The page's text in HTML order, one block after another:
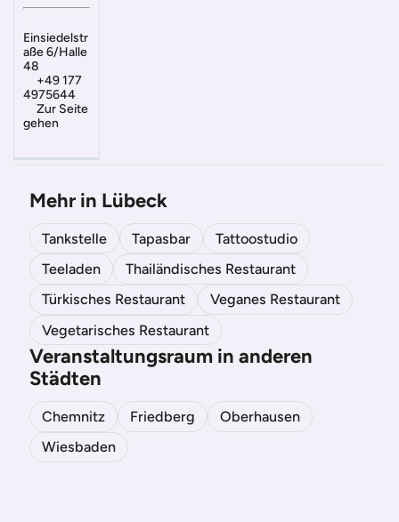
Einsiedelstr
aße 6/Halle
48
+49 177
4975644
Zur Seite
gehen
Mehr in Lübeck
Tankstelle Tapasbar
Tattoostudio
Teeladen
Thailändisches Restaurant
Türkisches Restaurant
Veganes Restaurant
Vegetarisches Restaurant
Veranstaltungsraum in anderen
Städten
Chemnitz Friedberg
Oberhausen
Wiesbaden